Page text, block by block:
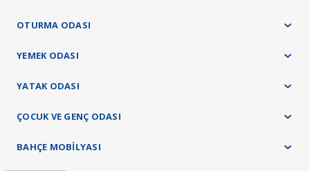
OTURMA ODASI
YEMEK ODASI
YATAK ODASI
ÇOCUK VE GENÇ ODASI
BAHÇE MOBİLYASI